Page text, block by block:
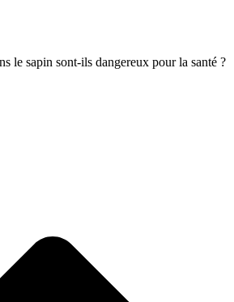
le sapin sont-ils dangereux pour la santé ?